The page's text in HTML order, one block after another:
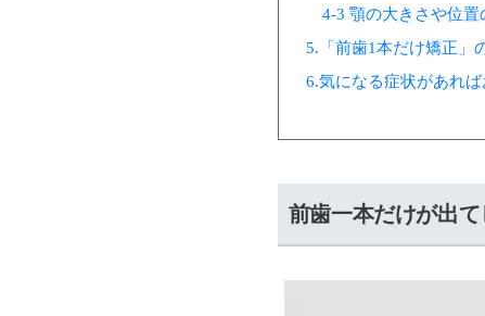
4-3 顎の大きさや位
5.「前歯1本だけ矯正」
6.気になる症状があれ
前歯一本だけが出